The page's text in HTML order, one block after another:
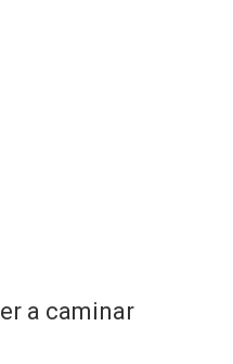
a caminar